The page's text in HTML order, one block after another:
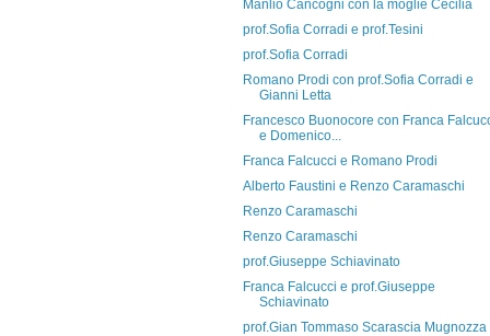
Manlio Cancogni con la moglie Cecilia
prof.Sofia Corradi e prof.Tesini
prof.Sofia Corradi
Romano Prodi con prof.Sofia Corradi e
Gianni Letta
Francesco Buonocore con Franca
e Domenico...
Franca Falcucci e Romano Prodi
Alberto Faustini e Renzo Caramaschi
Renzo Caramaschi
Renzo Caramaschi
prof.Giuseppe Schiavinato
Franca Falcucci e prof.Giuseppe
Schiavinato
prof.Gian Tommaso Scarascia Mugnozza